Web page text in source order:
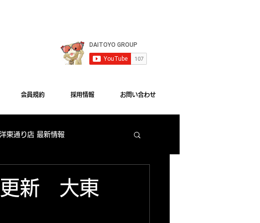
会員規約 採用情報 お問い合わせ
東通り店 最新情報
新 大東